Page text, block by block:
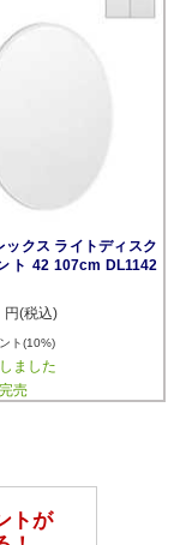
ックス ライトディスク
ト 42 107cm DL1142
円(税込)
ト(10%)
ました
売